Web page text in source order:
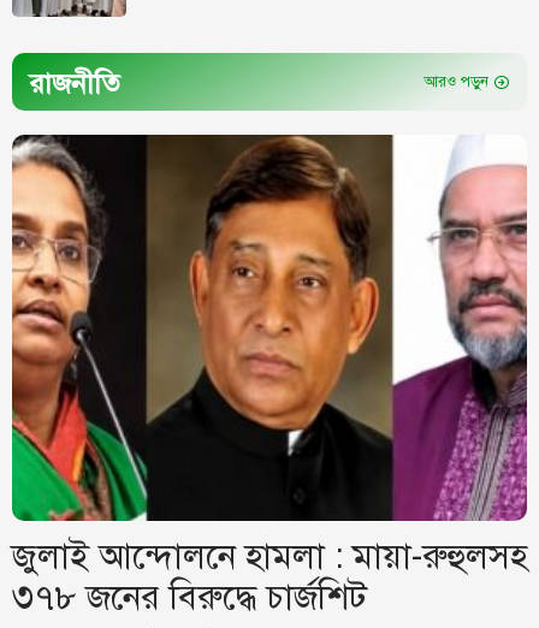
রাজনীতি আরও পড়ুন
জুলাই আন্দোলনে হামলা : মায়া-রুহুলসহ
৩৭৮ জনের বিরুদ্ধে চার্জশিট